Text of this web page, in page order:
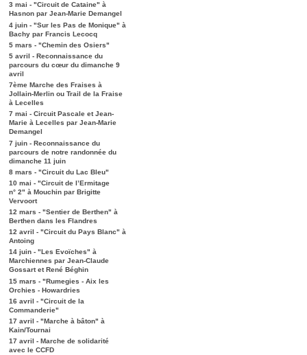
3 mai - "Circuit de Cataine" à
Hasnon par Jean-Marie Demangel
4 juin - "Sur les Pas de Monique" à
Bachy par Francis Lecocq
5 mars - "Chemin des Osiers"
5 avril - Reconnaissance du
parcours du cœur du dimanche 9
avril
7ème Marche des Fraises à
Jollain-Merlin ou Trail de la Fraise
à Lecelles
7 mai - Circuit Pascale et Jean-
Marie à Lecelles par Jean-Marie
Demangel
7 juin - Reconnaissance du
parcours de notre randonnée du
dimanche 11 juin
8 mars - "Circuit du Lac Bleu"
10 mai - "Circuit de l’Ermitage
n° 2" à Mouchin par Brigitte
Vervoort
12 mars - "Sentier de Berthen" à
Berthen dans les Flandres
12 avril - "Circuit du Pays Blanc" à
Antoing
14 juin - "Les Evoïches" à
Marchiennes par Jean-Claude
Gossart et René Béghin
15 mars - "Rumegies - Aix les
Orchies - Howardries
16 avril - "Circuit de la
Commanderie"
17 avril - "Marche à bâton" à
Kain/Tournai
17 avril - Marche de solidarité
avec le CCFD